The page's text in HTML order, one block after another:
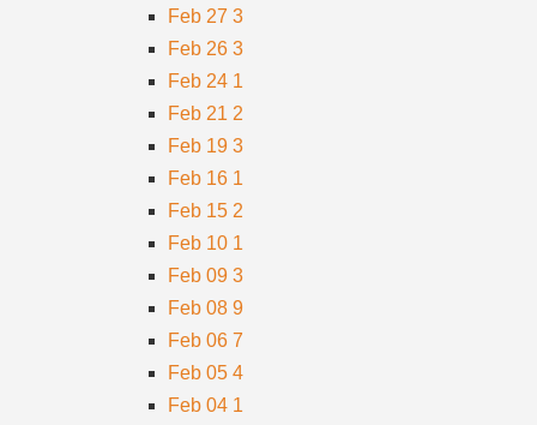
Feb 27 3
Feb 26 3
Feb 24 1
Feb 21 2
Feb 19 3
Feb 16 1
Feb 15 2
Feb 10 1
Feb 09 3
Feb 08 9
Feb 06 7
Feb 05 4
Feb 04 1